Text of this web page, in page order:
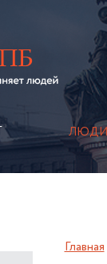
ЛЮДИ
Главная